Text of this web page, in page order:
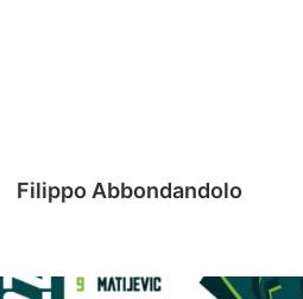
Filippo Abbondandolo
Calcio